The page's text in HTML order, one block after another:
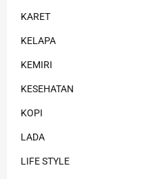
KARET
KELAPA
KEMIRI
KESEHATAN
KOPI
LADA
LIFE STYLE